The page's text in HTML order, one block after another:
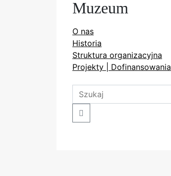
Muzeum
O nas
Historia
Struktura organizacyjna
Projekty | Dofinansowania